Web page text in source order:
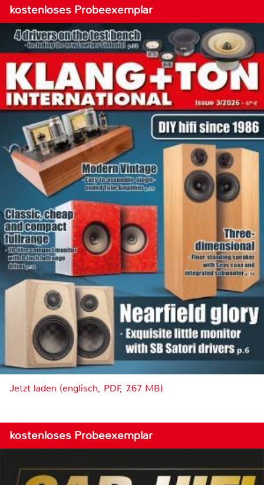
kostenloses Probeexemplar
Jetzt laden (englisch, PDF, 7.67 MB)
kostenloses Probeexemplar